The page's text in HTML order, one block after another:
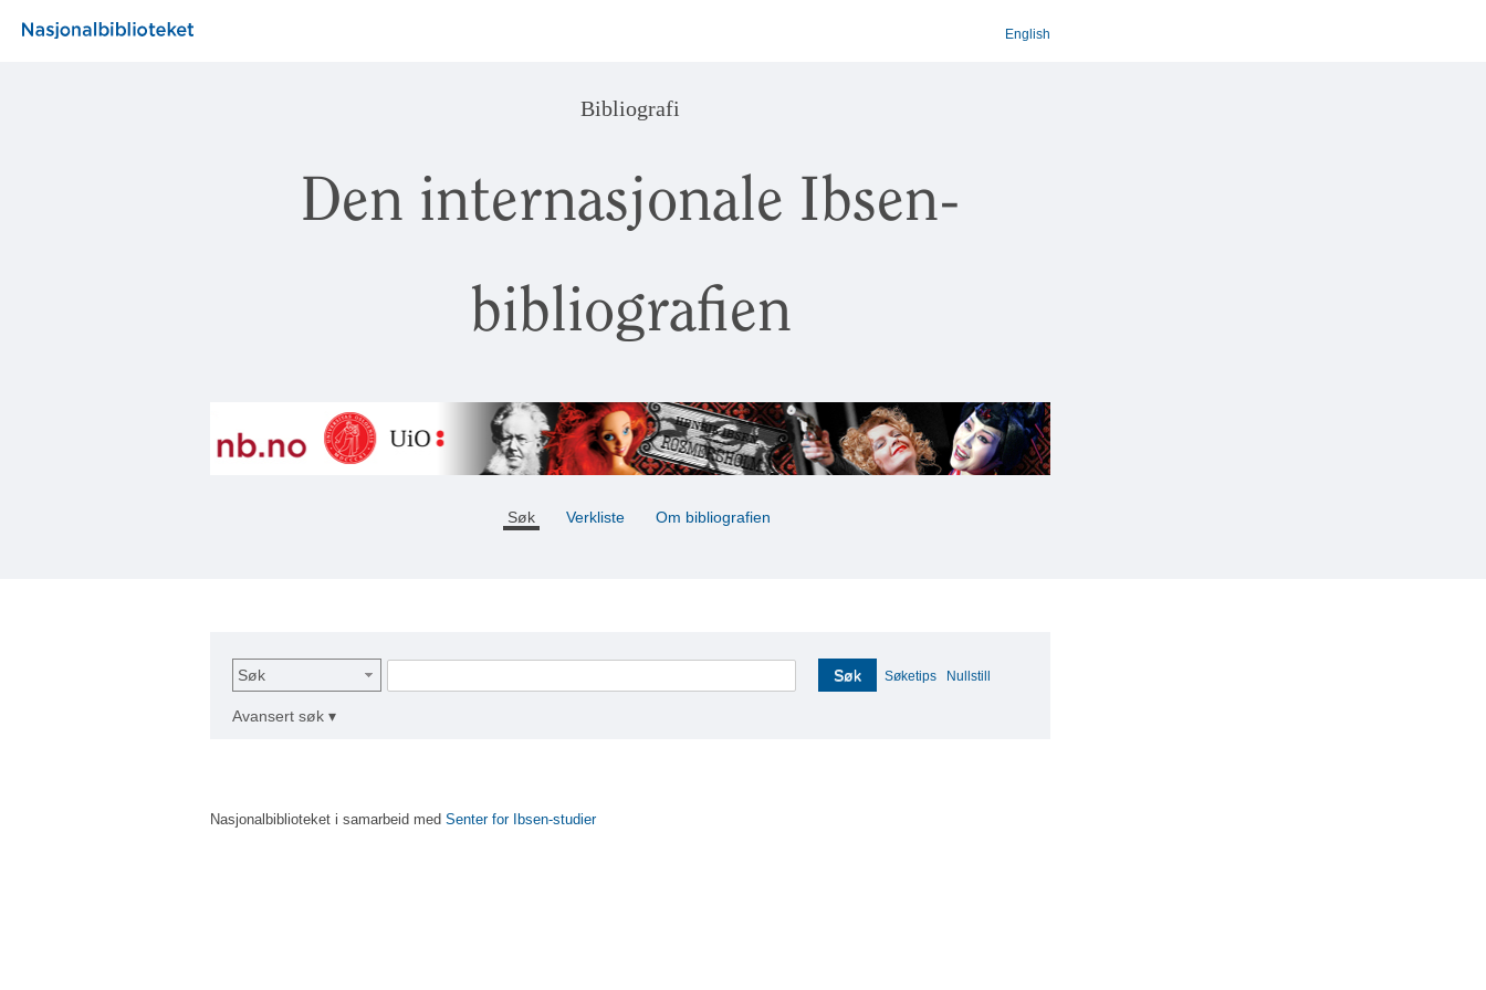
English
Bibliografi
Den internasjonale Ibsen-
bibliografien
Søk Verkliste Om bibliografien
Søk Søk Søketips Nullstill
Avansert søk ▾
Nasjonalbiblioteket i samarbeid med Senter for Ibsen-studier